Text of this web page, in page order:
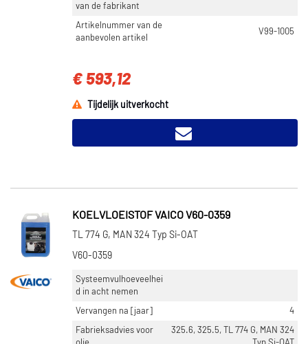
van de fabrikant
Artikelnummer van de
aanbevolen artikel
V99-1005
€ 593,12
Tijdelijk uitverkocht
KOELVLOEISTOF VAICO V60-0359
TL 774 G, MAN 324 Typ Si-OAT
V60-0359
Systeemvulhoeveelhei
d in acht nemen
Vervangen na [jaar]
4
Fabrieksadvies voor
325.6, 325.5, TL 774 G, MAN 324